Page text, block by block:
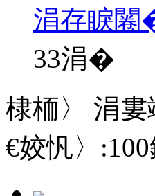
涓存睙
33涓�
棣栭〉 涓
€姣忛〉:100